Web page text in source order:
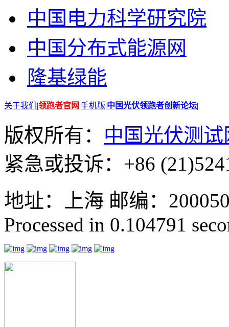
中国电力科学研究院
中国分布式能源网
隆基绿能
关于我们 |领跑者官网|手机版|中国光伏领跑者创新论坛|
版权所有： 中国光伏测试
紧急或投诉：+86
地址：上海 邮编：
Processed in 0.104791